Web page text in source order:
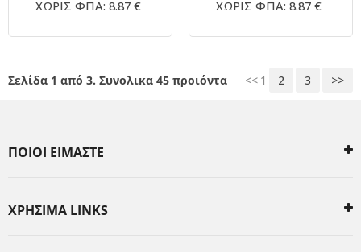
ΧΩΡΙΣ ΦΠΑ: 8.87 € ΧΩΡΙΣ ΦΠΑ: 8.87 €
Σελίδα 1 από 3. Συνολικα 45 προιόντα << 1 2 3 >>
ΠΟΙΟΙ ΕΙΜΑΣΤΕ
ΧΡΗΣΙΜΑ LINKS